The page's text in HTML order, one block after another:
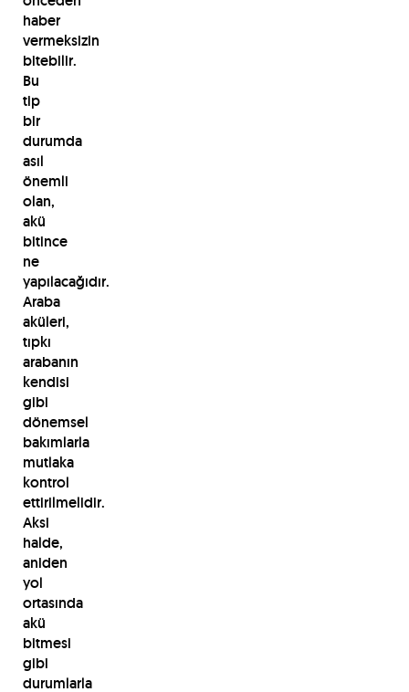
haber
vermeksizin
bitebilir.
Bu
tip
bir
durumda
asıl
önemli
olan,
akü
bitince
ne
yapılacağıdır.
Araba
aküleri,
tıpkı
arabanın
kendisi
gibi
dönemsel
bakımlarla
mutlaka
kontrol
ettirilmelidir.
Aksi
halde,
aniden
yol
ortasında
akü
bitmesi
gibi
durumlarla